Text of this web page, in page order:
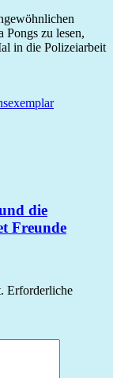
zu lesen,
in die Polizeiarbeit
die
Freunde
Erforderliche